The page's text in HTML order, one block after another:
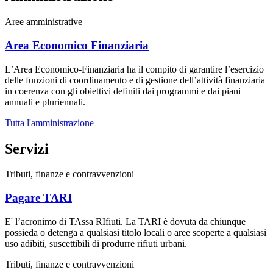
Aree amministrative
Area Economico Finanziaria
L’Area Economico-Finanziaria ha il compito di garantire l’esercizio
delle funzioni di coordinamento e di gestione dell’attività finanziaria
in coerenza con gli obiettivi definiti dai programmi e dai piani
annuali e pluriennali.
Tutta l'amministrazione
Servizi
Tributi, finanze e contravvenzioni
Pagare TARI
E' l’acronimo di TAssa RIfiuti. La TARI è dovuta da chiunque
possieda o detenga a qualsiasi titolo locali o aree scoperte a qualsiasi
uso adibiti, suscettibili di produrre rifiuti urbani.
Tributi, finanze e contravvenzioni